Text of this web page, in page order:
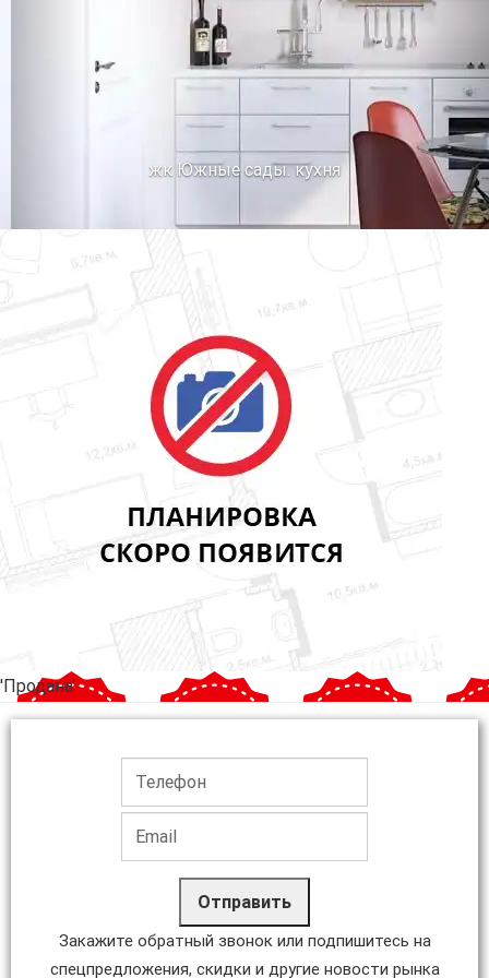
жк Южные сады. кухня
'Продана'
Отправить
Закажите обратный звонок или подпишитесь на
спецпредложения, скидки и другие новости рынка